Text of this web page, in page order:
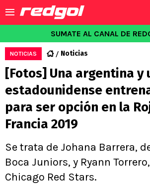
SUMATE AL CANAL DE
NOTICIAS Noticias
[Fotos] Una argentina y
estadounidense
para ser opción en la
Francia 2019
Se trata de Johana Barrera,
Boca Juniors, y Ryann
Chicago Red Stars.